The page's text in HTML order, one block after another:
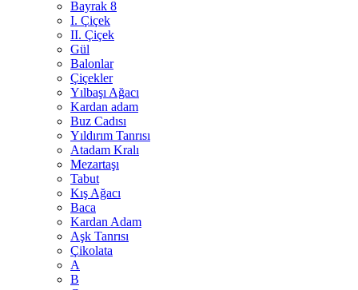
Bayrak 8
I. Çiçek
II. Çiçek
Gül
Balonlar
Çiçekler
Yılbaşı Ağacı
Kardan adam
Buz Cadısı
Yıldırım Tanrısı
Atadam Kralı
Mezartaşı
Tabut
Kış Ağacı
Baca
Kardan Adam
Aşk Tanrısı
Çikolata
A
B